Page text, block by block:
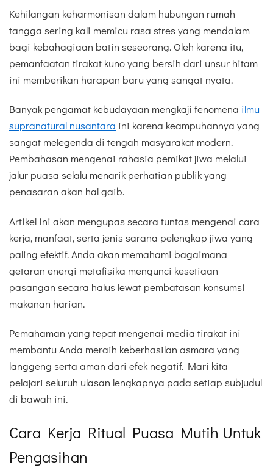
Kehilangan keharmonisan dalam hubungan rumah
tangga sering kali memicu rasa stres yang mendalam
bagi kebahagiaan batin seseorang. Oleh karena itu,
pemanfaatan tirakat kuno yang bersih dari unsur hitam
ini memberikan harapan baru yang sangat nyata.
Banyak pengamat kebudayaan mengkaji fenomena ilmu
supranatural nusantara ini karena keampuhannya yang
sangat melegenda di tengah masyarakat modern.
Pembahasan mengenai rahasia pemikat jiwa melalui
jalur puasa selalu menarik perhatian publik yang
penasaran akan hal gaib.
Artikel ini akan mengupas secara tuntas mengenai cara
kerja, manfaat, serta jenis sarana pelengkap jiwa yang
paling efektif. Anda akan memahami bagaimana
getaran energi metafisika mengunci kesetiaan
pasangan secara halus lewat pembatasan konsumsi
makanan harian.
Pemahaman yang tepat mengenai media tirakat ini
membantu Anda meraih keberhasilan asmara yang
langgeng serta aman dari efek negatif. Mari kita
pelajari seluruh ulasan lengkapnya pada setiap subjudul
di bawah ini.
Cara Kerja Ritual Puasa Mutih Untuk
Pengasihan